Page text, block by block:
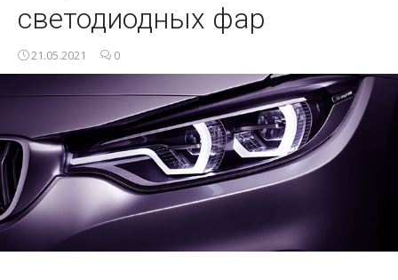
светодиодных фар
21.05.2021 0